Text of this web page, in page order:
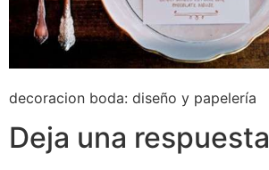
decoracion boda: diseño y papelería
Deja una respuesta